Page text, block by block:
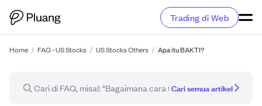
Trading di Web
Home / FAQ - US Stocks / US Stocks Others / Apa itu BAKTI?
Cari semua artikel